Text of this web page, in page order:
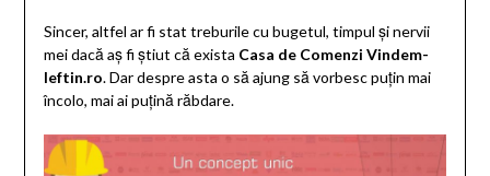
Sincer, altfel ar fi stat treburile cu bugetul, timpul și nervii
mei dacă aș fi știut că exista Casa de Comenzi Vindem-
Ieftin.ro. Dar despre asta o să ajung să vorbesc puțin mai
încolo, mai ai puțină răbdare.